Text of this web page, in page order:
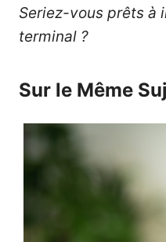
Seriez-vous prêts à
terminal ?
Sur le Même